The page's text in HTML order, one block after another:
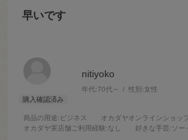
nitiyoko
年代:70代～ 性別:女性
商品の用途:ビジネス オカダヤオンラインショッ
オカダヤ実店舗ご利用経験:なし 好きな手芸:ソー
早いです